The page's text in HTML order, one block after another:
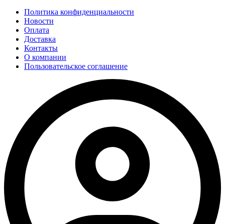
Политика конфиденциальности
Новости
Оплата
Доставка
Контакты
О компании
Пользовательское соглашение